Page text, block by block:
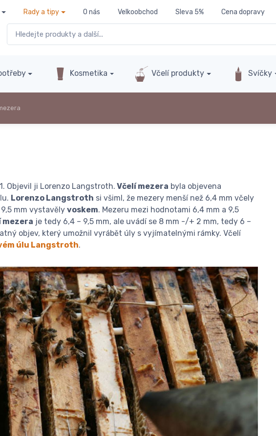
Rady a tipy O nás Velkoobchod Sleva 5% Cena dopravy
Kosmetika Včelí produkty Svíčky
Objevil ji Lorenzo Langstroth. Včelí mezera byla objevena
Lorenzo Langstroth si všiml, že mezery menší než 6,4 mm včely
mm vystavěly voskem. Mezeru mezi hodnotami 6,4 mm a 9,5
mezera je tedy 6,4 – 9,5 mm, ale uvádí se 8 mm -/+ 2 mm, tedy 6 –
objev, který umožnil vyrábět úly s vyjímatelnými rámky. Včelí
úlu Langstroth.